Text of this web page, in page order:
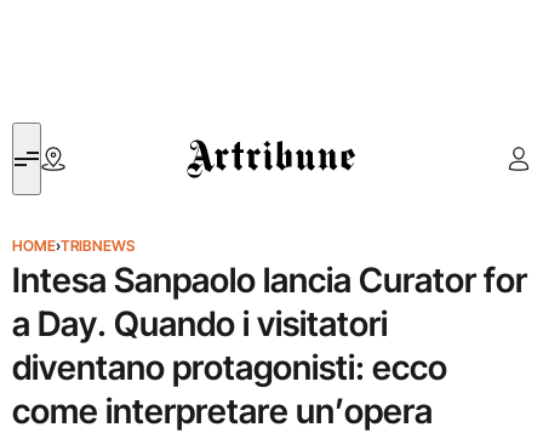
Artribune
HOME›TRIBNEWS
Intesa Sanpaolo lancia Curator for
a Day. Quando i visitatori
diventano protagonisti: ecco
come interpretare un’opera